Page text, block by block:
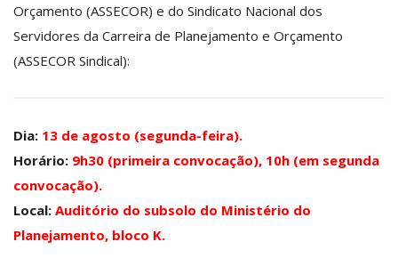
Orçamento (ASSECOR) e do Sindicato Nacional dos
Servidores da Carreira de Planejamento e Orçamento
(ASSECOR Sindical):
Dia: 13 de agosto (segunda-feira).
Horário: 9h30 (primeira convocação), 10h (em segunda
convocação).
Local: Auditório do subsolo do Ministério do
Planejamento, bloco K.